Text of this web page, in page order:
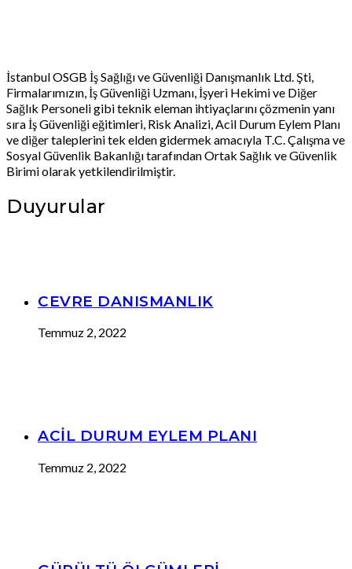
İstanbul OSGB İş Sağlığı ve Güvenliği Danışmanlık Ltd. Şti,
Firmalarımızın, İş Güvenliği Uzmanı, İşyeri Hekimi ve Diğer
Sağlık Personeli gibi teknik eleman ihtiyaçlarını çözmenin yanı
sıra İş Güvenliği eğitimleri, Risk Analizi, Acil Durum Eylem Planı
ve diğer taleplerini tek elden gidermek amacıyla T.C. Çalışma ve
Sosyal Güvenlik Bakanlığı tarafından Ortak Sağlık ve Güvenlik
Birimi olarak yetkilendirilmiştir.
Duyurular
CEVRE DANISMANLIK
Temmuz 2, 2022
ACİL DURUM EYLEM PLANI
Temmuz 2, 2022